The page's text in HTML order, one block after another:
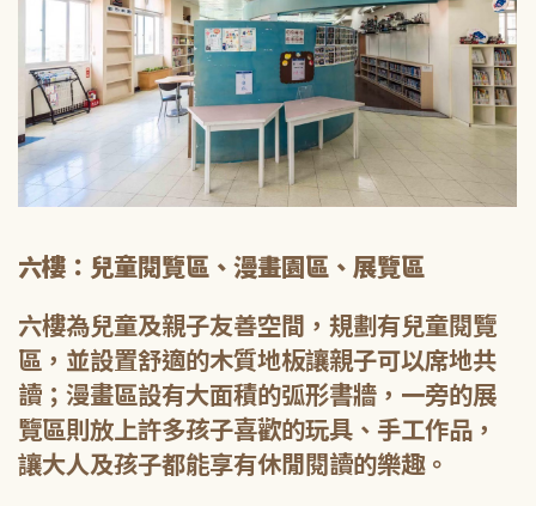
六樓：兒童閱覽區、漫畫園區、展覽區
六樓為兒童及親子友善空間，規劃有兒童閱覽
區，並設置舒適的木質地板讓親子可以席地共
讀；漫畫區設有大面積的弧形書牆，一旁的展
覽區則放上許多孩子喜歡的玩具、手工作品，
讓大人及孩子都能享有休閒閱讀的樂趣。